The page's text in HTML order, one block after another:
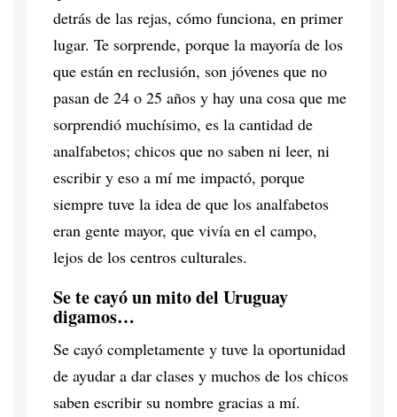
detrás de las rejas, cómo funciona, en primer
lugar. Te sorprende, porque la mayoría de los
que están en reclusión, son jóvenes que no
pasan de 24 o 25 años y hay una cosa que me
sorprendió muchísimo, es la cantidad de
analfabetos; chicos que no saben ni leer, ni
escribir y eso a mí me impactó, porque
siempre tuve la idea de que los analfabetos
eran gente mayor, que vivía en el campo,
lejos de los centros culturales.
Se te cayó un mito del Uruguay
digamos…
Se cayó completamente y tuve la oportunidad
de ayudar a dar clases y muchos de los chicos
saben escribir su nombre gracias a mí.